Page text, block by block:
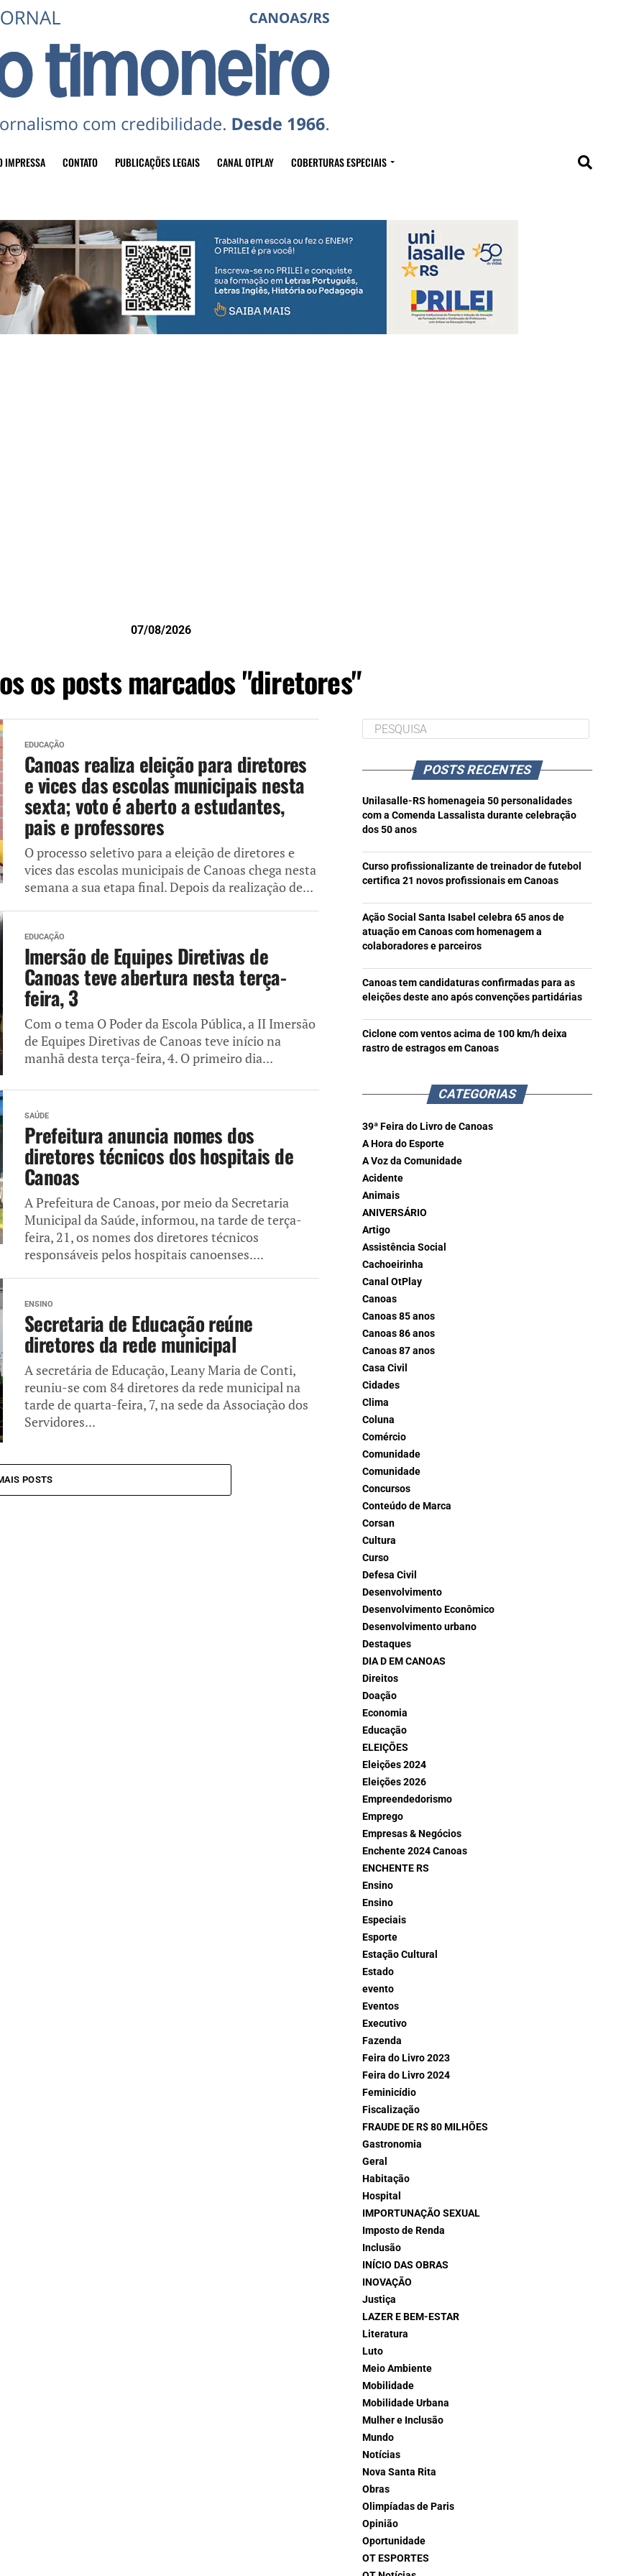
IMPRESSA CONTATO PUBLICAÇÕES LEGAIS CANAL OTPLAY COBERTURAS ESPECIAIS
07/08/2026
os posts marcados "diretores"
EDUCAÇÃO
Canoas realiza eleição para diretores
e vices das escolas municipais nesta
sexta; voto é aberto a estudantes,
pais e professores
O processo seletivo para a eleição de diretores e
vices das escolas municipais de Canoas chega nesta
semana a sua etapa final. Depois da realização de...
EDUCAÇÃO
Imersão de Equipes Diretivas de
Canoas teve abertura nesta terça-
feira, 3
Com o tema O Poder da Escola Pública, a II Imersão
de Equipes Diretivas de Canoas teve início na
manhã desta terça-feira, 4. O primeiro dia...
SAÚDE
Prefeitura anuncia nomes dos
diretores técnicos dos hospitais de
Canoas
A Prefeitura de Canoas, por meio da Secretaria
Municipal da Saúde, informou, na tarde de terça-
feira, 21, os nomes dos diretores técnicos
responsáveis pelos hospitais canoenses....
ENSINO
Secretaria de Educação reúne
diretores da rede municipal
A secretária de Educação, Leany Maria de Conti,
reuniu-se com 84 diretores da rede municipal na
tarde de quarta-feira, 7, na sede da Associação dos
Servidores...
POSTS
POSTS RECENTES
Unilasalle-RS homenageia 50 personalidades
com a Comenda Lassalista durante celebração
dos 50 anos
Curso profissionalizante de treinador de futebol
certifica 21 novos profissionais em Canoas
Ação Social Santa Isabel celebra 65 anos de
atuação em Canoas com homenagem a
colaboradores e parceiros
Canoas tem candidaturas confirmadas para as
eleições deste ano após convenções partidárias
Ciclone com ventos acima de 100 km/h deixa
rastro de estragos em Canoas
CATEGORIAS
39ª Feira do Livro de Canoas
A Hora do Esporte
A Voz da Comunidade
Acidente
Animais
ANIVERSÁRIO
Artigo
Assistência Social
Cachoeirinha
Canal OtPlay
Canoas
Canoas 85 anos
Canoas 86 anos
Canoas 87 anos
Casa Civil
Cidades
Clima
Coluna
Comércio
Comunidade
Comunidade
Concursos
Conteúdo de Marca
Corsan
Cultura
Curso
Defesa Civil
Desenvolvimento
Desenvolvimento Econômico
Desenvolvimento urbano
Destaques
DIA D EM CANOAS
Direitos
Doação
Economia
Educação
ELEIÇÕES
Eleições 2024
Eleições 2026
Empreendedorismo
Emprego
Empresas & Negócios
Enchente 2024 Canoas
ENCHENTE RS
Ensino
Ensino
Especiais
Esporte
Estação Cultural
Estado
evento
Eventos
Executivo
Fazenda
Feira do Livro 2023
Feira do Livro 2024
Feminicídio
Fiscalização
FRAUDE DE R$ 80 MILHÕES
Gastronomia
Geral
Habitação
Hospital
IMPORTUNAÇÃO SEXUAL
Imposto de Renda
Inclusão
INÍCIO DAS OBRAS
INOVAÇÃO
Justiça
LAZER E BEM-ESTAR
Literatura
Luto
Meio Ambiente
Mobilidade
Mobilidade Urbana
Mulher e Inclusão
Mundo
Notícias
Nova Santa Rita
Obras
Olimpíadas de Paris
Opinião
Oportunidade
OT ESPORTES